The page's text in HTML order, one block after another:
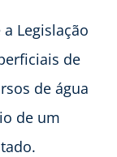
Legislação
de
de água
de um